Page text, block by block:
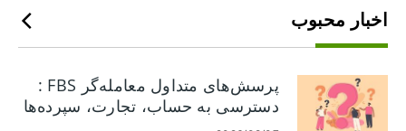
اخبار محبوب
پرسش‌های متداول معامله‌گر FBS :
دسترسی به حساب، تجارت، سپرده‌ها
و برداشت‌ها